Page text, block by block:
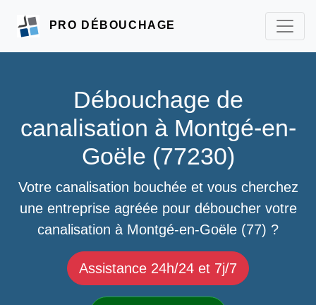
PRO DÉBOUCHAGE
Débouchage de
canalisation à Montgé-en-
Goële (77230)
Votre canalisation bouchée et vous cherchez
une entreprise agréée pour déboucher votre
canalisation à Montgé-en-Goële (77) ?
Assistance 24h/24 et 7j/7